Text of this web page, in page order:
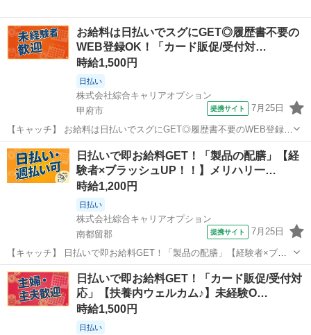
お給料は日払いでスグにGET◎履歴書不要の
WEB登録OK！「カード販促/受付対…
時給1,500円
日払い
株式会社綜合キャリアオプション
甲府市
提携サイト 7月25日
【キャッチ】 お給料は日払いでスグにGET◎履歴書不要のWEB登録
OK！「カード販促/受付対応」高時給1500円！甲府周辺！20代～40代
のスタッフが多数活躍中★ 【コメント】 製造のお仕事が豊富★未経験
で働いてみたい方も...
山梨 甲府市 その他
日払いで即お給料GET！「製品の配膳」【経
験者×ブラッシュUP！！】メリハリ一…
時給1,200円
日払い
株式会社綜合キャリアオプション
南都留郡
提携サイト 7月25日
【キャッチ】 日払いで即お給料GET！「製品の配膳」【経験者×ブラ
ッシュUP！！】メリハリ一番・ノー残業♪高時給1200円！ 【コメン
ト】 ＼大手人材派遣会社で働きませんか♪／ 「新しい職場は不
安・・・」 「経験はないけ...
山梨 南都留郡 その他
日払いで即お給料GET！「カード販促/受付対
応」【扶養内ウェルカム♪】未経験O…
時給1,500円
日払い